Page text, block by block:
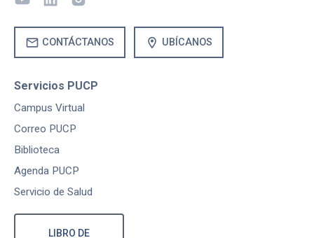
mail CONTÁCTANOS location_on UBÍCANOS
Servicios PUCP
Campus Virtual
Correo PUCP
Biblioteca
Agenda PUCP
Servicio de Salud
LIBRO DE